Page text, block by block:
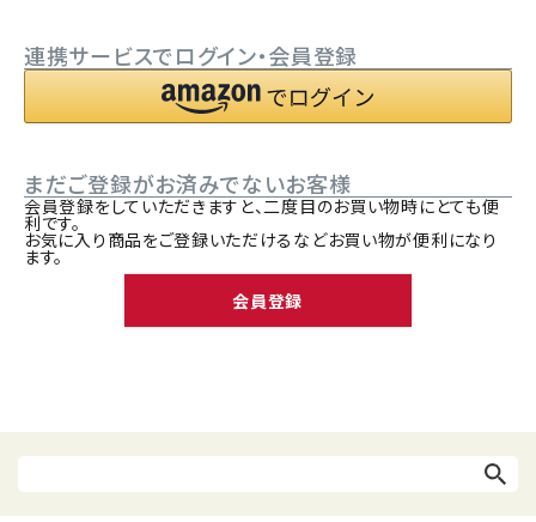
連携サービスでログイン・会員登録
まだご登録がお済みでないお客様
会員登録をしていただきますと、二度目のお買い物時にとても便
利です。
お気に入り商品をご登録いただけるなどお買い物が便利になり
ます。
会員登録